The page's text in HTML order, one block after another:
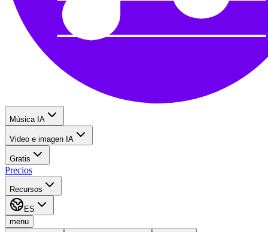
Música IA
Video e imagen IA
Gratis
Precios
Recursos
ES
menu